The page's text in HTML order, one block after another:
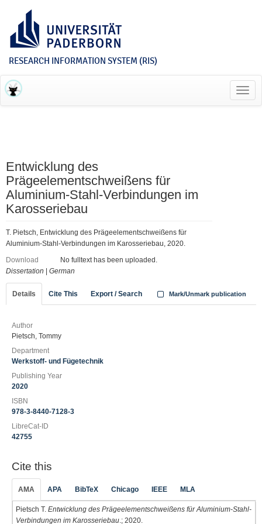
RESEARCH INFORMATION SYSTEM (RIS)
Entwicklung des
Prägeelementschweißens für
Aluminium-Stahl-Verbindungen im
Karosseriebau
T. Pietsch, Entwicklung des Prägeelementschweißens für
Aluminium-Stahl-Verbindungen im Karosseriebau, 2020.
Download
No fulltext has been uploaded.
Dissertation
German
Details Cite This Export / Search Mark/Unmark publication
Author
Pietsch, Tommy
Department
Werkstoff- und Fügetechnik
Publishing Year
2020
ISBN
978-3-8440-7128-3
LibreCat-ID
42755
Cite this
AMA APA BibTeX Chicago IEEE MLA
Pietsch T. Entwicklung des Prägeelementschweißens für Aluminium-Stahl-
Verbindungen im Karosseriebau .; 2020.